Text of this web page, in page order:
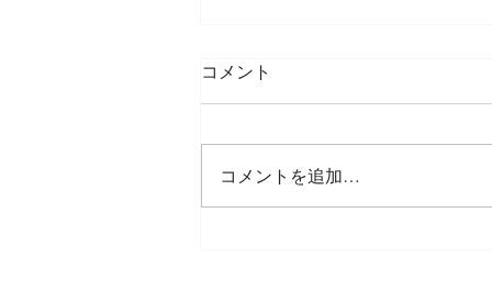
ニュアンスネイル
コメント
コメントを追加…